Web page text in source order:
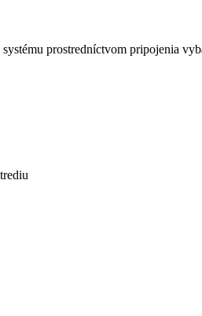
prostredníctvom pripojenia